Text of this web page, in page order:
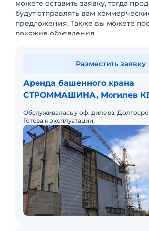
можете оставить заявку, тогда
будут отправлять вам
предложения. Также вы можете
похожие объявления
Аренда башенного крана
СТРОММАШИНА, Могилев
Обслуживалась у оф. дилера.
Готова к эксплуатации.
Разместить заявку